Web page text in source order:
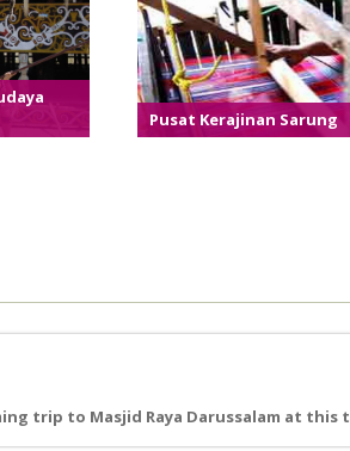
Pusat Kerajinan Sarung
trip to Masjid Raya Darussalam at this